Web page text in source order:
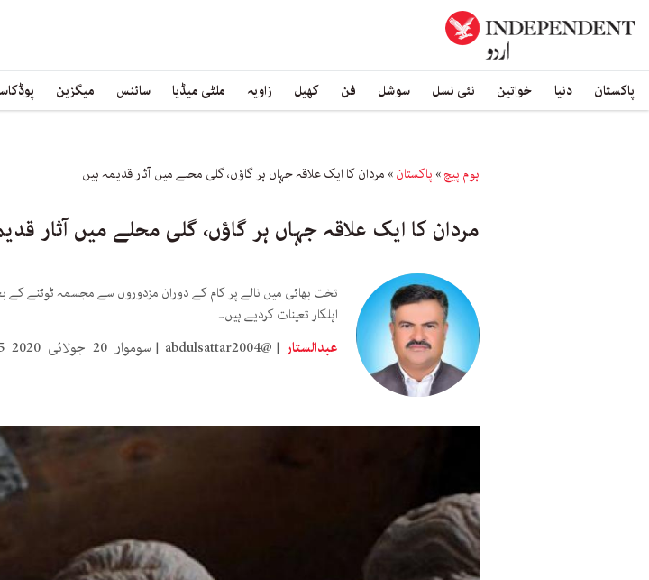
پاکستان دنیا خواتین نئی نسل سوشل فن کھیل زاویہ ملٹی میڈیا سائنس میگزین
ہوم پیچ» پاکستان» مردان کا ایک علاقہ جہاں ہر گاؤں، گلی محلے میں آثار قدیمہ ہیں
مردان کا ایک علاقہ جہاں ہر گاؤں، گلی محلے میں آثار
تخت بھائی میں نالے پر کام کے دوران مزدوروں سے مجسمہ ٹوٹنے کے
اہلکار تعینات کردیے ہیں۔
عبدالستار abdulsattar2004@ سوموار 20 جولائی 2020 9:15